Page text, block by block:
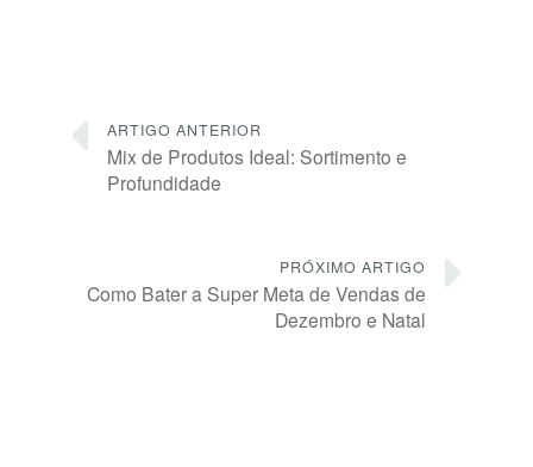
ARTIGO ANTERIOR
Mix de Produtos Ideal: Sortimento e
Profundidade
PRÓXIMO ARTIGO
Como Bater a Super Meta de Vendas de
Dezembro e Natal